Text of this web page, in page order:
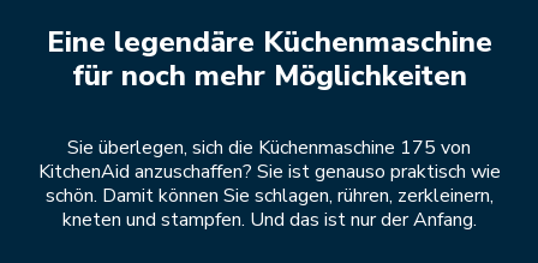
Eine legendäre Küchenmaschine
für noch mehr Möglichkeiten
Sie überlegen, sich die Küchenmaschine 175 von
KitchenAid anzuschaffen? Sie ist genauso praktisch wie
schön. Damit können Sie schlagen, rühren, zerkleinern,
kneten und stampfen. Und das ist nur der Anfang.